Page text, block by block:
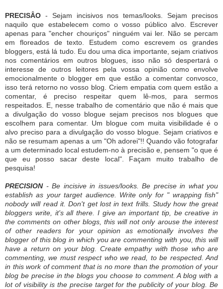
PRECISÂO - Sejam incisivos nos temas/looks. Sejam precisos
naquilo que estabelecem como o vosso público alvo. Escrever
apenas para "encher chouriços" ninguém vai ler. Não se percam
em floreados de texto. Estudem como escrevem os grandes
bloggers, está lá tudo. Eu dou uma dica importante, sejam criativos
nos comentários em outros blogues, isso não só despertará o
interesse de outros leitores pela vossa opinião como envolve
emocionalmente o blogger em que estão a comentar convosco,
isso terá retorno no vosso blog. Criem empatia com quem estão a
comentar, é preciso respeitar quem lê-mos, para sermos
respeitados. E, nesse trabalho de comentário que não é mais que
a divulgação do vosso blogue sejam precisos nos blogues que
escolhem para comentar. Um blogue com muita visibilidade é o
alvo preciso para a divulgação do vosso blogue. Sejam criativos e
não se resumam apenas a um "Oh adorei"!! Quando vão fotografar
a um determinado local estudem-no à precisão e, pensem "o que é
que eu posso sacar deste local". Façam muito trabalho de
pesquisa!
PRECISION - Be incisive in issues/looks. Be precise in what you
establish as your target audience. Write only for " wrapping fish"
nobody will read it.Don't get lost in text frills.Study how the great
bloggers write, it's all there. I give an important tip, be creative in
the comments on other blogs, this will not only arouse the interest
of other readers for your opinion as emotionally involves the
blogger of this blog in which you are commenting with you, this will
have a return on your blog. Create empathy with those who are
commenting, we must respect who we read, to be respected. And
in this work of comment that is no more than the promotion of your
blog be precise in the blogs you choose to comment.A blog with a
lot of visibility is the precise target for the publicity of your blog. Be